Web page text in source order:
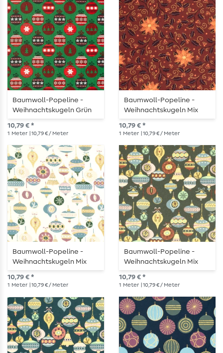
Baumwoll-Popeline -
Weihnachtskugeln Grün
10,79 € *
1 Meter | 10,79 € / Meter
Baumwoll-Popeline -
Weihnachtskugeln Mix
Bordeaux Gold
10,79 € *
1 Meter | 10,79 € / Meter
Baumwoll-Popeline -
Weihnachtskugeln Mix
Ecru Gold
10,79 € *
1 Meter | 10,79 € / Meter
Baumwoll-Popeline -
Weihnachtskugeln Mix
Khaki Gold
10,79 € *
1 Meter | 10,79 € / Meter